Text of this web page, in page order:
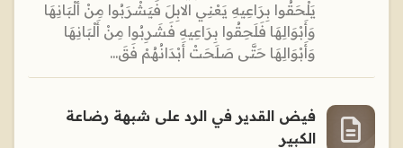
يَلْحَقُوا بِرَاعِيهِ يَعْنِي الابِلَ فَيَشْرَبُوا مِنْ أَلْبَانِهَا
وَأَبْوَالِهَا فَلَحِقُوا بِرَاعِيهِ فَشَرِبُوا مِنْ أَلْبَانِهَا
وَأَبْوَالِهَا حَتَّى صَلَحَتْ أَبْدَانُهُمْ فَقَ...
فيض القدير في الرد على شبهة رضاعة
الكبير